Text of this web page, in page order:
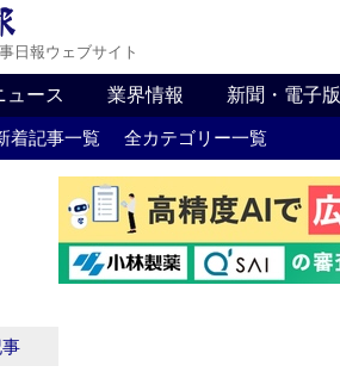
日報ウェブサイト
ュース 業界情報 新聞・電子版
着記事一覧 全カテゴリー一覧